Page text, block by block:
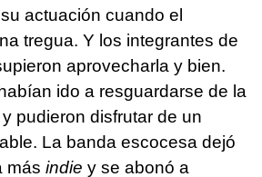
actuación cuando el
tregua. Y los integrantes de
aprovecharla y bien.
ido a resguardarse de la
pudieron disfrutar de un
La banda escocesa dejó
más indie y se abonó a